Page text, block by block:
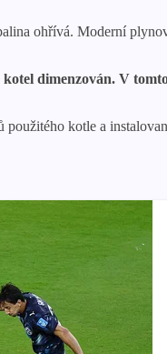
ohřívá. Moderní
dimenzován. V
kotle a